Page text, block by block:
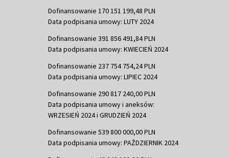
Dofinansowanie 170 151 199,48 PLN
Data podpisania umowy: LUTY 2024
Dofinansowanie 391 856 491,84 PLN
Data podpisania umowy: KWIECIEŃ 2024
Dofinansowanie 237 754 754,24 PLN
Data podpisania umowy: LIPIEC 2024
Dofinansowanie 290 817 240,00 PLN
Data podpisania umowy i aneksów:
WRZESIEŃ 2024 i GRUDZIEŃ 2024
Dofinansowanie 539 800 000,00 PLN
Data podpisania umowy: PAŹDZIERNIK 2024